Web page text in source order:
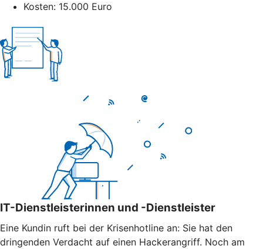
Kosten: 15.000 Euro
IT-Dienstleisterinnen und -Dienstleister
Eine Kundin ruft bei der Krisenhotline an: Sie hat den
dringenden Verdacht auf einen Hackerangriff. Noch am